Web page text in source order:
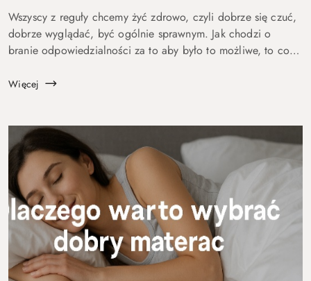
Wszyscy z reguły chcemy żyć zdrowo, czyli dobrze się czuć,
dobrze wyglądać, być ogólnie sprawnym. Jak chodzi o
branie odpowiedzialności za to aby było to możliwe, to co
tego są medycy, di...
Więcej